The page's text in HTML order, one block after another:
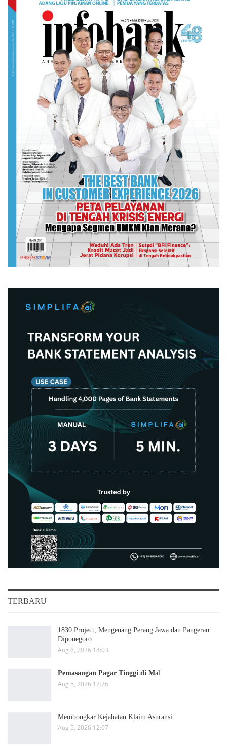
TERBARU
1830 Project, Mengenang Perang Jawa dan Pangeran
Diponegoro
Aug 6, 2026 14:03
Pemasangan Pagar Tinggi di Mal
Aug 5, 2026 12:26
Membongkar Kejahatan Klaim Asuransi
Aug 5, 2026 12:07